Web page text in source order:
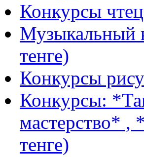
Конкурсы
Музыкальный
тенге)
Конкурсы
Конкурсы:
мастерство* ,
тенге)